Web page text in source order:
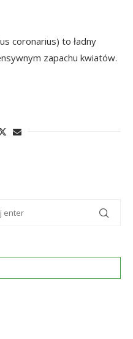
coronarius) to ładny
zapachu kwiatów.